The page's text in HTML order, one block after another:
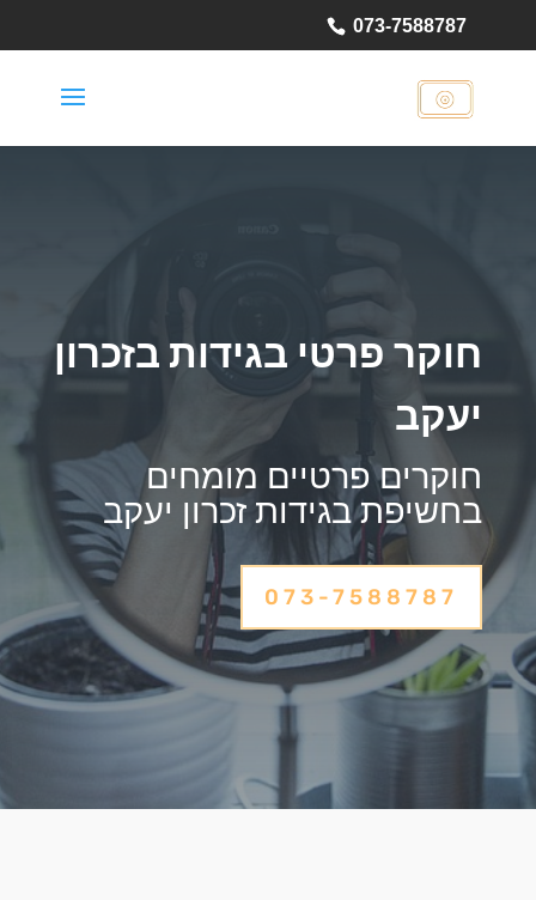
073-7588787
חוקר פרטי בגידות בזכרון
יעקב
חוקרים פרטיים מומחים
בחשיפת בגידות זכרון יעקב
073-7588787